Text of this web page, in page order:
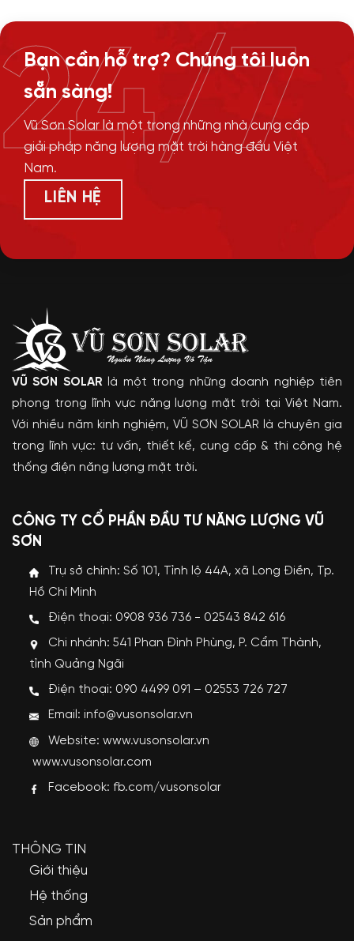
Bạn cần hỗ trợ? Chúng tôi luôn
sẵn sàng!
Vũ Sơn Solar là một trong những nhà cung cấp
giải pháp năng lượng mặt trời hàng đầu Việt
Nam.
LIÊN HỆ
24/7
VŨ SƠN SOLAR là một trong những doanh nghiệp tiên
phong trong lĩnh vực năng lượng mặt trời tại Việt Nam.
Với nhiều năm kinh nghiệm, VŨ SƠN SOLAR là chuyên gia
trong lĩnh vực: tư vấn, thiết kế, cung cấp & thi công hệ
thống điện năng lượng mặt trời.
CÔNG TY CỔ PHẦN ĐẦU TƯ NĂNG LƯỢNG VŨ
SƠN
Trụ sở chính: Số 101, Tỉnh lộ 44A, xã Long Điền, Tp.
Hồ Chí Minh
Điện thoại: 0908 936 736 - 02543 842 616
Chi nhánh: 541 Phan Đình Phùng, P. Cẩm Thành,
tỉnh Quảng Ngãi
Điện thoại: 090 4499 091 – 02553 726 727
Email: info@vusonsolar.vn
Website:www.vusonsolar.vn
www.vusonsolar.com
Facebook: fb.com/vusonsolar
THÔNG TIN
Giới thiệu
Hệ thống
Sản phẩm